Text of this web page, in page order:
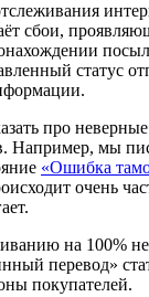
сбои,
статус
про
Например, мы
«Ошибка
очень
на 100%
перевод»
покупателей.